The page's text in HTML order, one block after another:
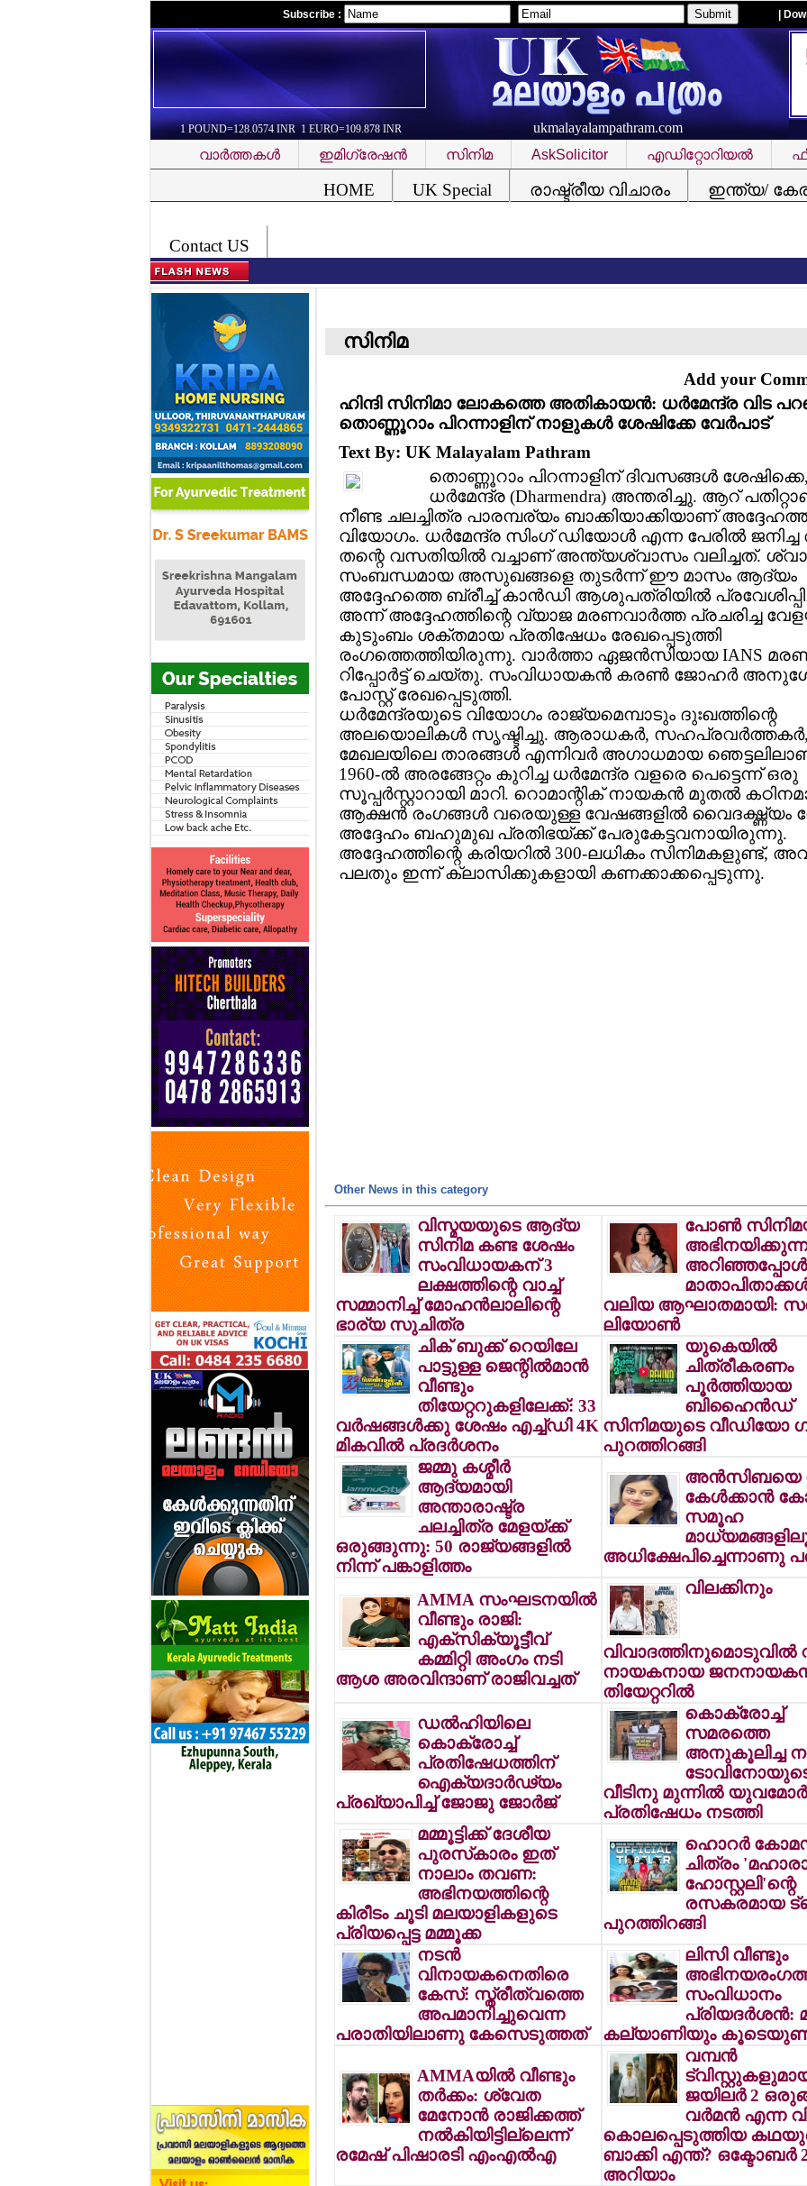
Subscribe : |
1 POUND=128.0574 INR 1 EURO=109.878 INR ukmalayalampathram.com
വാര്‍ത്തകള്‍ ഇമിഗ്രേഷന്‍ സിനിമ AskSolicitor എഡിറ്റോറിയല്‍
HOME UK Special രാഷ്ട്രീയ വിചാരം
ഇന്ത്യ/
Contact US
സിനിമ
Add your
ഹിന്ദി സിനിമാ ലോകത്തെ അതികായന്‍: ധര്‍മേന്ദ്ര വിട
തൊണ്ണൂറാം പിറന്നാളിന് നാളുകള്‍ ശേഷിക്കേ വേര്‍പാട്
Text By: UK Malayalam Pathram
തൊണ്ണൂറാം പിറന്നാളിന് ദിവസങ്ങള്‍
ധര്‍മേന്ദ്ര (Dharmendra) അന്തരിച്ചു. ആറ്
നീണ്ട ചലച്ചിത്ര പാരമ്പര്യം ബാക്കിയാക്കിയാണ്
വിയോഗം. ധര്‍മേന്ദ്ര സിംഗ് ഡിയോള്‍ എന്ന പേരില്‍ ജനിച്ച
തന്റെ വസതിയില്‍ വച്ചാണ് അന്ത്യശ്വാസം വലിച്ചത്.
സംബന്ധമായ അസുഖങ്ങളെ തുടര്‍ന്ന് ഈ മാസം ആദ്യം
അദ്ദേഹത്തെ ബ്രീച്ച് കാന്‍ഡി ആശുപത്രിയില്‍
അന്ന് അദ്ദേഹത്തിന്റെ വ്യാജ മരണവാര്‍ത്ത പ്രചരിച്ച
കുടുംബം ശക്തമായ പ്രതിഷേധം രേഖപ്പെടുത്തി
രംഗത്തെത്തിയിരുന്നു. വാര്‍ത്താ ഏജന്‍സിയായ IANS
റിപ്പോര്‍ട്ട് ചെയ്തു. സംവിധായകന്‍ കരണ്‍ ജോഹര്‍
പോസ്റ്റ് രേഖപ്പെടുത്തി.
ധര്‍മേന്ദ്രയുടെ വിയോഗം രാജ്യമെമ്പാടും ദുഃഖത്തിന്റെ
അലയൊലികള്‍ സൃഷ്ടിച്ചു. ആരാധകര്‍, സഹപ്രവര്‍ത്തകര്‍,
മേഖലയിലെ താരങ്ങള്‍ എന്നിവര്‍ അഗാധമായ
1960-ല്‍ അരങ്ങേറ്റം കുറിച്ച ധര്‍മേന്ദ്ര വളരെ പെട്ടെന്ന് ഒരു
സൂപ്പര്‍സ്റ്റാറായി മാറി. റൊമാന്റിക് നായകന്‍ മുതല്‍
ആക്ഷന്‍ രംഗങ്ങള്‍ വരെയുള്ള വേഷങ്ങളില്‍ വൈദഗ്ദ്ധ്യം
അദ്ദേഹം ബഹുമുഖ പ്രതിഭയ്ക്ക് പേരുകേട്ടവനായിരുന്നു.
അദ്ദേഹത്തിന്റെ കരിയറില്‍ 300-ലധികം സിനിമകളുണ്ട്,
പലതും ഇന്ന് ക്ലാസിക്കുകളായി കണക്കാക്കപ്പെടുന്നു.
Other News in this category
വിസ്മയയുടെ ആദ്യ
സിനിമ കണ്ട ശേഷം
സംവിധായകന് 3
ലക്ഷത്തിന്റെ വാച്ച്
സമ്മാനിച്ച് മോഹന്‍ലാലിന്റെ
ഭാര്യ സുചിത്ര
പോണ്‍
വലിയ ആഘാതമായി:
ലിയോണ്‍
ചിക് ബുക്ക് റെയിലേ
പാട്ടുള്ള ജെന്റില്‍മാന്‍
വീണ്ടും
തിയേറ്ററുകളിലേക്ക്: 33
വര്‍ഷങ്ങള്‍ക്കു ശേഷം എച്ച്ഡി 4K
മികവില്‍ പ്രദര്‍ശനം
യുകെയില്‍
ചിത്രീകരണം
പൂര്‍ത്തിയായ
ബിഹൈന്‍ഡ്
സിനിമയുടെ വീഡിയോ
പുറത്തിറങ്ങി
ജമ്മു കശ്മീര്‍
ആദ്യമായി
അന്താരാഷ്ട്ര
ചലച്ചിത്ര മേളയ്ക്ക്
ഒരുങ്ങുന്നു: 50 രാജ്യങ്ങളില്‍
നിന്ന് പങ്കാളിത്തം
അന്‍സിബയെ
കേള്‍ക്കാന്‍
സമൂഹ
അധിക്ഷേപിച്ചെന്നാണു
AMMA സംഘടനയില്‍
വീണ്ടും രാജി:
എക്‌സിക്യൂട്ടീവ്
കമ്മിറ്റി അംഗം നടി
ആശ അരവിന്ദാണ് രാജിവച്ചത്
വിലക്കിനും
വിവാദത്തിനുമൊടുവില്‍
നായകനായ
തിയേറ്ററില്‍
ഡല്‍ഹിയിലെ
കൊക്രോച്ച്
പ്രതിഷേധത്തിന്
ഐക്യദാര്‍ഢ്യം
പ്രഖ്യാപിച്ച് ജോജു ജോര്‍ജ്
കൊക്രോച്ച്
സമരത്തെ
അനുകൂലിച്ച
വീടിനു മുന്നില്‍
പ്രതിഷേധം നടത്തി
മമ്മൂട്ടിക്ക് ദേശീയ
പുരസ്‌കാരം ഇത്
നാലാം തവണ:
അഭിനയത്തിന്റെ
കിരീടം ചൂടി മലയാളികളുടെ
പ്രിയപ്പെട്ട മമ്മൂക്ക
ഹൊറര്‍
ചിത്രം
ഹോസ്റ്റലി'ന്റെ
രസകരമായ
പുറത്തിറങ്ങി
നടന്‍
വിനായകനെതിരെ
കേസ്: സ്ത്രീത്വത്തെ
അപമാനിച്ചുവെന്ന
പരാതിയിലാണു കേസെടുത്തത്
ലിസി വീണ്ടും
സംവിധാനം
പ്രിയദര്‍ശന്‍:
കല്യാണിയും
AMMAയില്‍ വീണ്ടും
തര്‍ക്കം: ശ്വേത
മേനോന്‍ രാജിക്കത്ത്
നല്‍കിയിട്ടില്ലെന്ന്
രമേഷ് പിഷാരടി എംഎല്‍എ
വമ്പന്‍
ജയിലര്‍ 2
വര്‍മന്‍ എന്ന
കൊലപ്പെടുത്തിയ
ബാക്കി എന്ത്? ഒക്ടോബര്‍
അറിയാം